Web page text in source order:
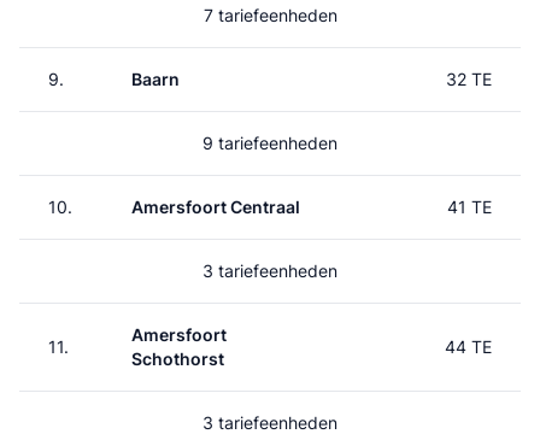
7 tariefeenheden
9. Baarn 32 TE
9 tariefeenheden
10. Amersfoort Centraal 41 TE
3 tariefeenheden
11.
Amersfoort
Schothorst
44 TE
3 tariefeenheden